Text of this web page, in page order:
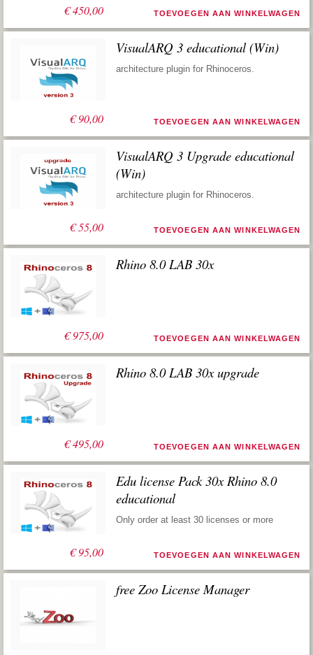
€450,00 TOEVOEGEN AAN WINKELWAGEN
€90,00
VisualARQ 3 educational (Win)
architecture plugin for Rhinoceros.
TOEVOEGEN AAN WINKELWAGEN
€55,00
VisualARQ 3 Upgrade educational
(Win)
architecture plugin for Rhinoceros.
TOEVOEGEN AAN WINKELWAGEN
€975,00
Rhino 8.0 LAB 30x
TOEVOEGEN AAN WINKELWAGEN
€495,00
Rhino 8.0 LAB 30x upgrade
TOEVOEGEN AAN WINKELWAGEN
€95,00
Edu license Pack 30x Rhino 8.0
educational
Only order at least 30 licenses or more
TOEVOEGEN AAN WINKELWAGEN
free Zoo License Manager